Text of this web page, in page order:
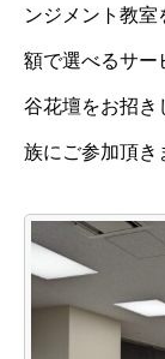
ンジメント教
額で選べるサー
谷花壇をお招き
族にご参加頂き